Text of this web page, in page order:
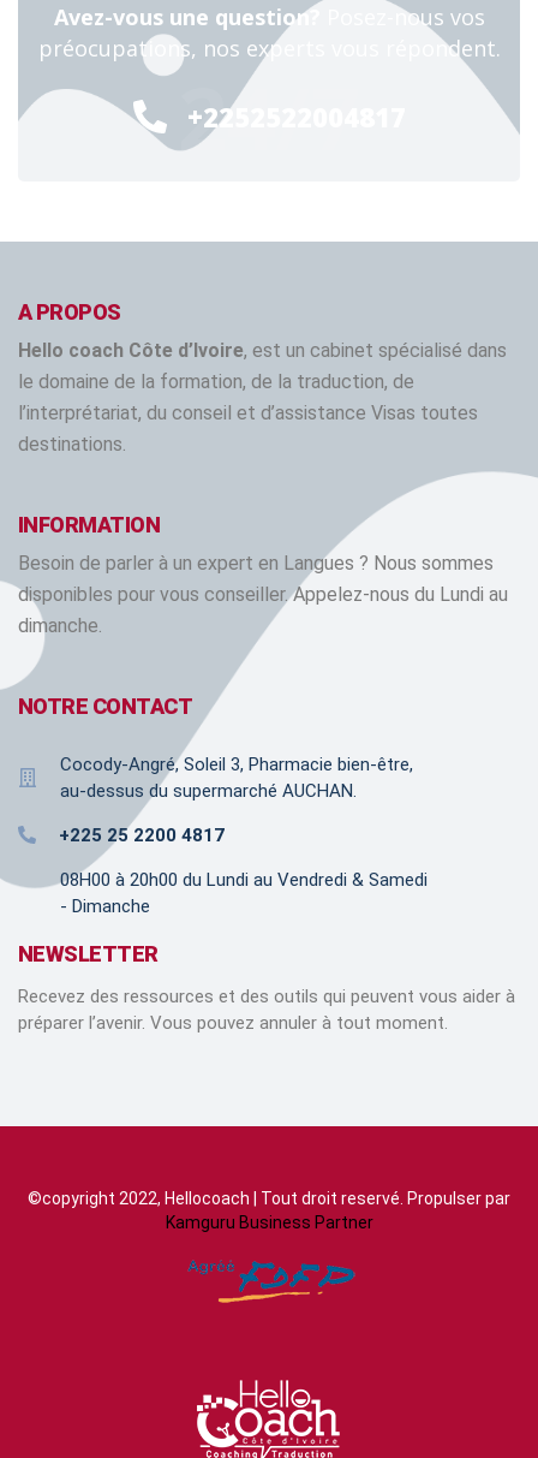
Avez-vous une question?
Posez-nous vos
préocupations, nos experts vous répondent.
+2252522004817
24/7
A PROPOS
Hello coach Côte d’Ivoire, est un cabinet spécialisé dans
le domaine de la formation, de la traduction, de
l’interprétariat, du conseil et d’assistance Visas toutes
destinations.
INFORMATION
Besoin de parler à un expert en Langues ? Nous sommes
disponibles pour vous conseiller. Appelez-nous du Lundi au
dimanche.
NOTRE CONTACT
Cocody-Angré, Soleil 3, Pharmacie bien-être,
au-dessus du supermarché AUCHAN.
+225 25 2200 4817
08H00 à 20h00 du Lundi au Vendredi & Samedi
- Dimanche
NEWSLETTER
Recevez des ressources et des outils qui peuvent vous aider à
préparer l’avenir. Vous pouvez annuler à tout moment.
©copyright 2022, Hellocoach | Tout droit reservé. Propulser par
Kamguru Business Partner